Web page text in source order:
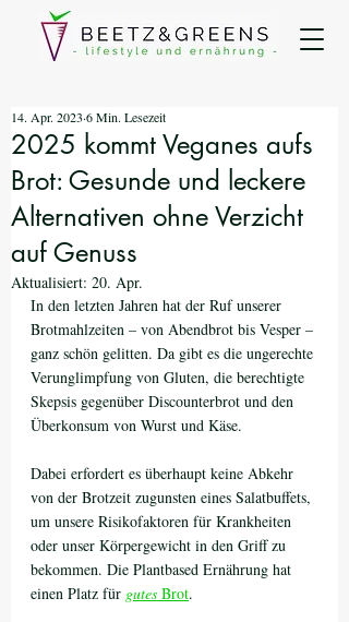
2025 kommt Veganes aufs
Brot: Gesunde und leckere
Alternativen ohne Verzicht
auf Genuss
14. Apr. 2023 6 Min. Lesezeit
Aktualisiert: 20. Apr.
In den letzten Jahren hat der Ruf unserer
Brotmahlzeiten – von Abendbrot bis Vesper –
ganz schön gelitten. Da gibt es die ungerechte
Verunglimpfung von Gluten, die berechtigte
Skepsis gegenüber Discounterbrot und den
Überkonsum von Wurst und Käse.
Dabei erfordert es überhaupt keine Abkehr
von der Brotzeit zugunsten eines Salatbuffets,
um unsere Risikofaktoren für Krankheiten
oder unser Körpergewicht in den Griff zu
bekommen. Die Plantbased Ernährung hat
einen Platz für gutes Brot.